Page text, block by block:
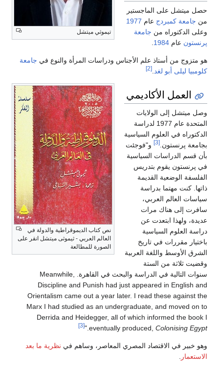
تيموثي ميتشل
حصل ميتشل على الماجستير
من جامعة كمبردج عام 1977
وعلى الدكتوراه من جامعة
پرنستون عام 1984
.
هو متزوج من أستاذ علم الأجناس ودراسات المرأة والنوع في جامعة
كلومبيا ليلى أبو لغد.
[2]
نص كتاب الديموقراطية والدولة في
العالم العربي - ثيموثى ميتشل انقر على
الصورة للمطالعة
العمل الأكاديمي
وصل ميتشل إلى الولايات
المتحدة عام 1977 لدراسة
الدكتوراه في العلوم السياسية
بجامعة پرنستون. [3]
و"فوجئت
بأن قسم الدراسات السياسية
في پرنستون يقوم بتدريس
الفلسفة الوضعية القديمة
ذاتها. كنت مهتما بدراسة
سياسات العالم العربي،
سافرت إلى هناك مرات
عديدة، ولهذا ابتعدت عن
دراسة العلوم السياسية
باختيار مقررات في تاريخ
الشرق الأوسط واللغة العربية
وقضيت ثلاثة من الستة
سنوات التالية في الدراسة والبحث في القاهرة. Meanwhile,
Discipline and Punish had just appeared in English and
Orientalism came out a year later. I read these against the
Marx I had studied as an undergraduate, and moved on to
Derrida and Heidegger, all of which informed the book I
eventually produced, Colonising Egypt
."
[3]
وهو خبير في الاقتصاد المصري المعاصر، وساهم في نظرية ما بعد
الاستعمار